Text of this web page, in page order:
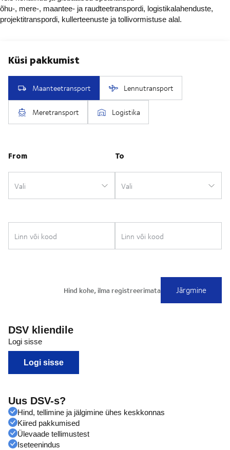
õhu-, mere-, maantee- ja raudteetranspordi, logistikalahenduste,
projektitranspordi, kullerteenuste ja tollivormistuse alal.
DSV kliendile
Logi sisse
Logi sisse
Uus DSV-s?
Hind, tellimine ja jälgimine ühes keskkonnas
Kiired pakkumised
Ülevaade tellimustest
Iseteenindus